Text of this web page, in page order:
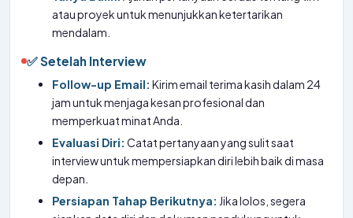
atau proyek untuk menunjukkan ketertarikan
mendalam.
✅ Setelah Interview
Follow-up Email: Kirim email terima kasih dalam 24
jam untuk menjaga kesan profesional dan
memperkuat minat Anda.
Evaluasi Diri: Catat pertanyaan yang sulit saat
interview untuk mempersiapkan diri lebih baik di masa
depan.
Persiapan Tahap Berikutnya: Jika lolos, segera